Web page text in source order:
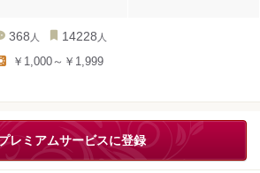
368 人 14228 人
￥1,000～￥1,999
レミアムサービスに登録